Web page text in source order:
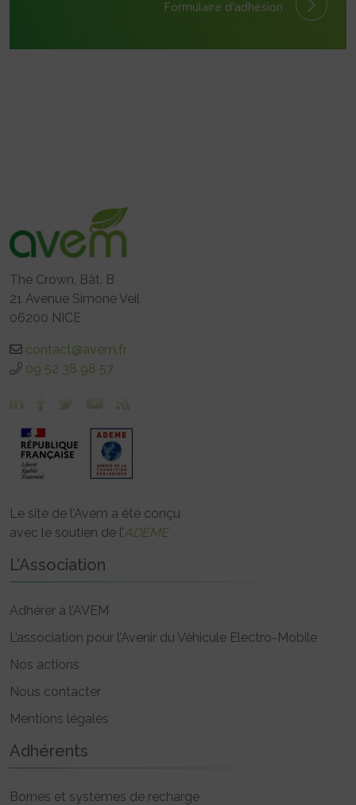
Formulaire d'adhésion
The Crown, Bât. B
21 Avenue Simone Veil
06200 NICE
contact@avem.fr
09 52 38 98 57
Le site de l’Avem a été conçu
avec le soutien de l’ADEME
L’Association
Adhérer à l’AVEM
L’association pour l’Avenir du Véhicule Electro-Mobile
Nos actions
Nous contacter
Mentions légales
Adhérents
Bornes et systèmes de recharge